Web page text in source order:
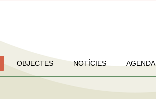
OBJECTES NOTÍCIES AGENDA